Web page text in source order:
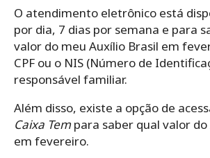
O atendimento eletrônico está
por dia, 7 dias por semana e para
valor do meu Auxílio Brasil em
CPF ou o NIS (Número de
responsável familiar.
Além disso, existe a opção de
Caixa Tempara saber qual valor do
em fevereiro.